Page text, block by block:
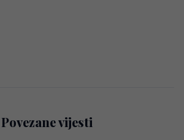
Povezane vijesti